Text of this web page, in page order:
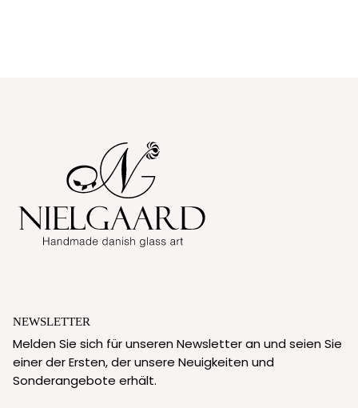
NEWSLETTER
Melden Sie sich für unseren Newsletter an und seien Sie
einer der Ersten, der unsere Neuigkeiten und
Sonderangebote erhält.